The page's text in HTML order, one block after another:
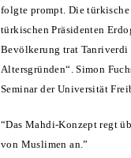
folgte prompt. Die
türkischen Präsidenten
Bevölkerung trat
Altersgründen“. Simon
Seminar der Universität
“Das Mahdi-Konzept regt
von Muslimen an.”